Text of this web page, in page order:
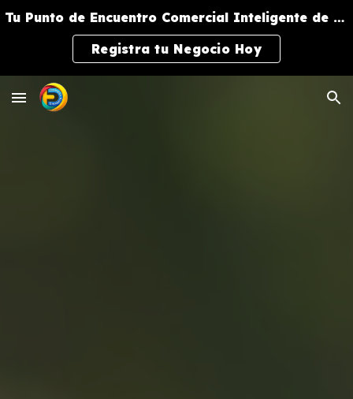
Skip to navigation
Tu Punto de Encuentro Comercial Inteligente de Negocios y Servicios
Registra tu Negocio Hoy